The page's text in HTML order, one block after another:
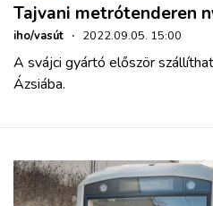
Tajvani metrótenderen
iho/vasút · 2022.09.05. 15:00
A svájci gyártó először
Ázsiába.